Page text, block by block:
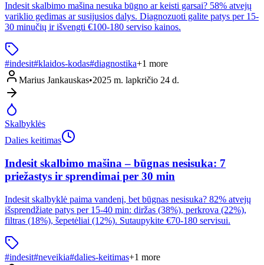
Indesit skalbimo mašina nesuka būgno ar keisti garsai? 58% atvejų
variklio gedimas ar susijusios dalys. Diagnozuoti galite patys per 15-
30 minučių ir išvengti €100-180 serviso kainos.
#indesit#klaidos-kodas#diagnostika+1 more
Marius Jankauskas•2025 m. lapkričio 24 d.
Skalbyklės
Dalies keitimas
Indesit skalbimo mašina – būgnas nesisuka: 7
priežastys ir sprendimai per 30 min
Indesit skalbyklė paima vandenį, bet būgnas nesisuka? 82% atvejų
išsprendžiate patys per 15-40 min: diržas (38%), perkrova (22%),
filtras (18%), šepetėliai (12%). Sutaupykite €70-180 servisui.
#indesit#neveikia#dalies-keitimas+1 more